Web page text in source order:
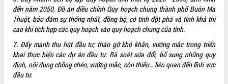
trường Nguyễn Hoàng Hiệp khảo sát
vùng trồng và doanh nghiệp đóng gói
sầu riêng tại Đắk Lắk
món ăn từ sầu riêng
Đắk Lắk công bố Quy hoạch và xúc
tiến đầu tư tỉnh
đến năm 2050, Đồ án điều chỉnh Quy hoạch chung thành phố Buôn Ma
Thuột, bảo đảm sự thống nhất, đồng bộ, có tính đột phá và tính khả thi
cao khi tích hợp các quy hoạch vào quy hoạch chung của tỉnh.
7. Đẩy mạnh thu hút đầu tư; tháo gỡ khó khăn, vướng mắc trong triển
khai thực hiện các dự án đầu tư. Rà soát sửa đổi, bổ sung những quy
định, nội dung chồng chéo, vướng mắc, còn thiếu… liên quan đến lĩnh vực
đầu tư.